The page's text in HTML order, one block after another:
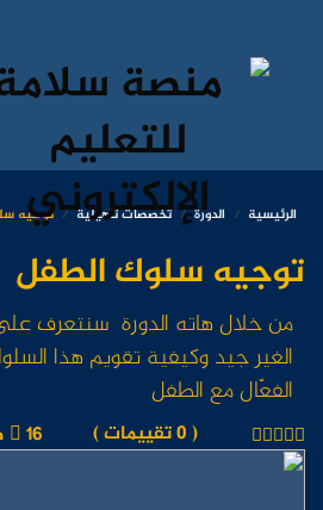
الرئيسية الدورة تخصصات تاهيلية توجيه
توجيه سلوك الطفل
من خلال هاته الدورة سنتعرف
الغير جيد وكيفية تقويم هذا
الفعّال مع الطفل
( 0 تقييمات ) 16 طلاب